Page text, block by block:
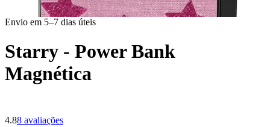
Envio em 5–7 dias úteis
Starry - Power Bank
Magnética
4.88 avaliações